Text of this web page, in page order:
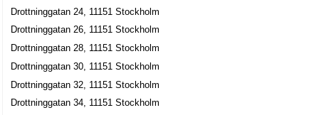
Per Erik Olle Bodelius
08-40015200
Drottninggatan 104, 11160 Stockholm
Blomqvist & Tham AB
Eva Christina Blomqvist
Drottninggatan 104 1tr, 11160 Stockholm
Drottninggatan 24, 11151 Stockholm
Drottninggatan 26, 11151 Stockholm
Drottninggatan 28, 11151 Stockholm
Drottninggatan 30, 11151 Stockholm
Drottninggatan 32, 11151 Stockholm
Drottninggatan 34, 11151 Stockholm